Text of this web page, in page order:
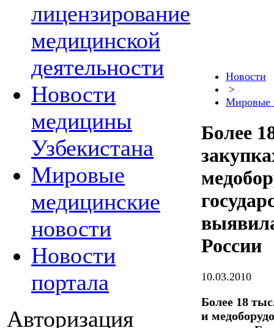
лицензирование
медицинской
деятельности
Новости
медицины
Узбекистана
Мировые
медицинские
новости
Новости
портала
Авторизация
Новости
>
Мировые
Более
России
10.03.2010
Более 18
и